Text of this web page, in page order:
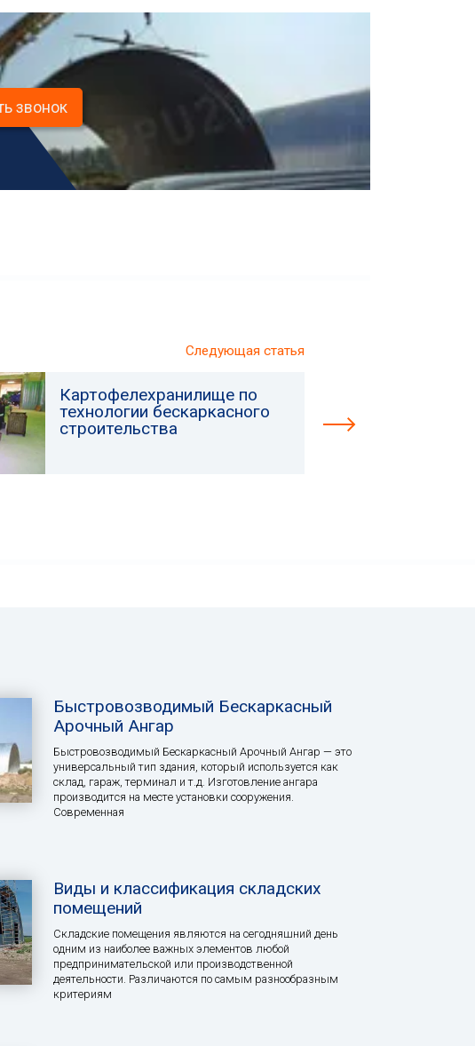
звонок
Следующая статья
Картофелехранилище по
технологии бескаркасного
строительства
Быстровозводимый Бескаркасный
Арочный Ангар
Быстровозводимый Бескаркасный Арочный Ангар — это
универсальный тип здания, который используется как
склад, гараж, терминал и т.д. Изготовление ангара
производится на месте установки сооружения.
Современная
Виды и классификация складских
помещений
Складские помещения являются на сегодняшний день
одним из наиболее важных элементов любой
предпринимательской или производственной
деятельности. Различаются по самым разнообразным
критериям